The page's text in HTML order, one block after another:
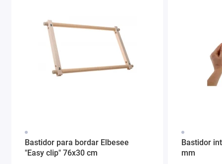
Bastidor para bordar Elbesee
"Easy clip" 76x30 cm
Bastidor
mm